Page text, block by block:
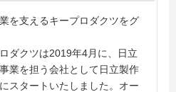
を支えるキープロダクツをグ
ダクツは2019年4月に、日立
業を担う会社として日立製作
スタートいたしました。オー